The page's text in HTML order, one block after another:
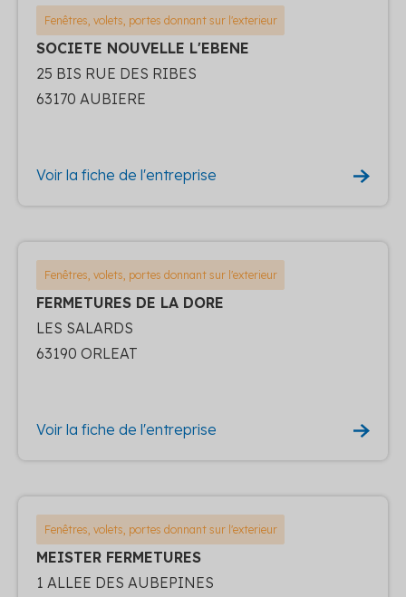
Fenêtres, volets, portes donnant sur l'exterieur
SOCIETE NOUVELLE L'EBENE
25 BIS RUE DES RIBES
63170 AUBIERE
Voir la fiche de l'entreprise
Fenêtres, volets, portes donnant sur l'exterieur
FERMETURES DE LA DORE
LES SALARDS
63190 ORLEAT
Voir la fiche de l'entreprise
Fenêtres, volets, portes donnant sur l'exterieur
MEISTER FERMETURES
1 ALLEE DES AUBEPINES